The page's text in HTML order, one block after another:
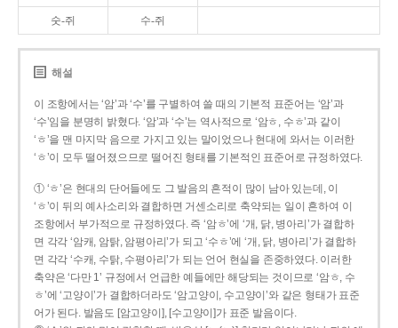
숫-쥐 수-쥐
해설
이 조항에서는 ‘암’과 ‘수’를 구별하여 쓸 때의 기본적 표준어는 ‘암’과
‘수’임을 분명히 밝혔다. ‘암’과 ‘수’는 역사적으로 ‘암ㅎ, 수ㅎ’과 같이
‘ㅎ’을 맨 마지막 음으로 가지고 있는 말이었으나 현대에 와서는 이러한
‘ㅎ’이 모두 떨어졌으므로 떨어진 형태를 기본적인 표준어로 규정하였다.
① ‘ㅎ’은 현대의 단어들에도 그 발음의 흔적이 많이 남아 있는데, 이
‘ㅎ’이 뒤의 예사소리와 결합하면 거센소리로 축약되는 일이 흔하여 이
조항에서 부가적으로 규정하였다. 즉 ‘암ㅎ’에 ‘개, 닭, 병아리’가 결합하
면 각각 ‘암캐, 암탉, 암평아리’가 되고 ‘수ㅎ’에 ‘개, 닭, 병아리’가 결합하
면 각각 ‘수캐, 수탉, 수평아리’가 되는 언어 현실을 존중하였다. 이러한
축약은 ‘다만 1’ 규정에서 언급한 예들에만 해당되는 것이므로 ‘암ㅎ, 수
ㅎ’에 ‘고양이’가 결합하더라도 ‘암고양이, 수고양이’와 같은 형태가 표준
어가 된다. 발음도 [암고양이], [수고양이]가 표준 발음이다.